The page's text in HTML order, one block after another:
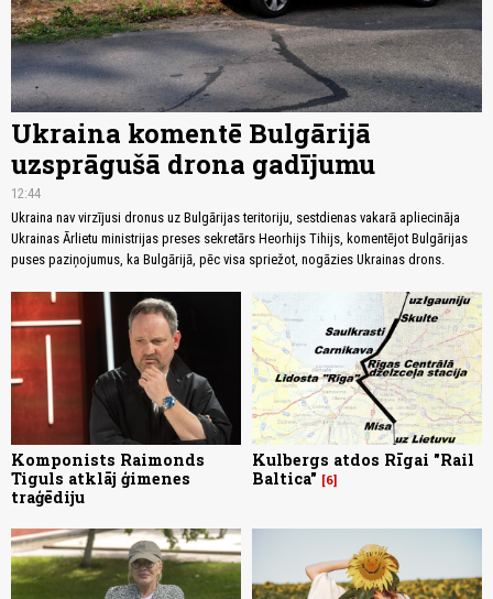
Ukraina komentē Bulgārijā
uzsprāgušā drona gadījumu
12:44
Ukraina nav virzījusi dronus uz Bulgārijas teritoriju, sestdienas vakarā apliecināja
Ukrainas Ārlietu ministrijas preses sekretārs Heorhijs Tihijs, komentējot Bulgārijas
puses paziņojumus, ka Bulgārijā, pēc visa spriežot, nogāzies Ukrainas drons.
Komponists Raimonds
Tiguls atklāj ģimenes
traģēdiju
Kulbergs atdos Rīgai "Rail
Baltica"
6